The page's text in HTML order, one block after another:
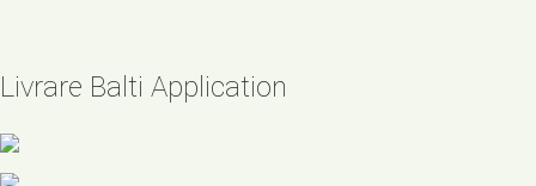
Livrare Balti Application